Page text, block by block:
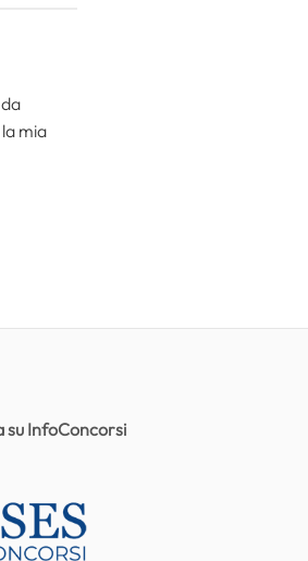
mia
su InfoConcorsi